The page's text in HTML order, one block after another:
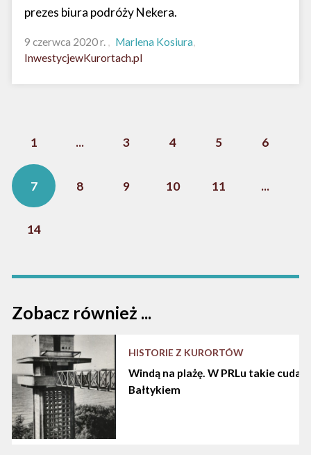
prezes biura podróży Nekera.
9 czerwca 2020 r.
Marlena Kosiura
InwestycjewKurortach.pl
1 ... 3 4 5 6
7 8 9 10 11 ...
14
Zobacz również ...
HISTORIE Z KURORTÓW
Windą na plażę. W PRLu takie cuda
Bałtykiem